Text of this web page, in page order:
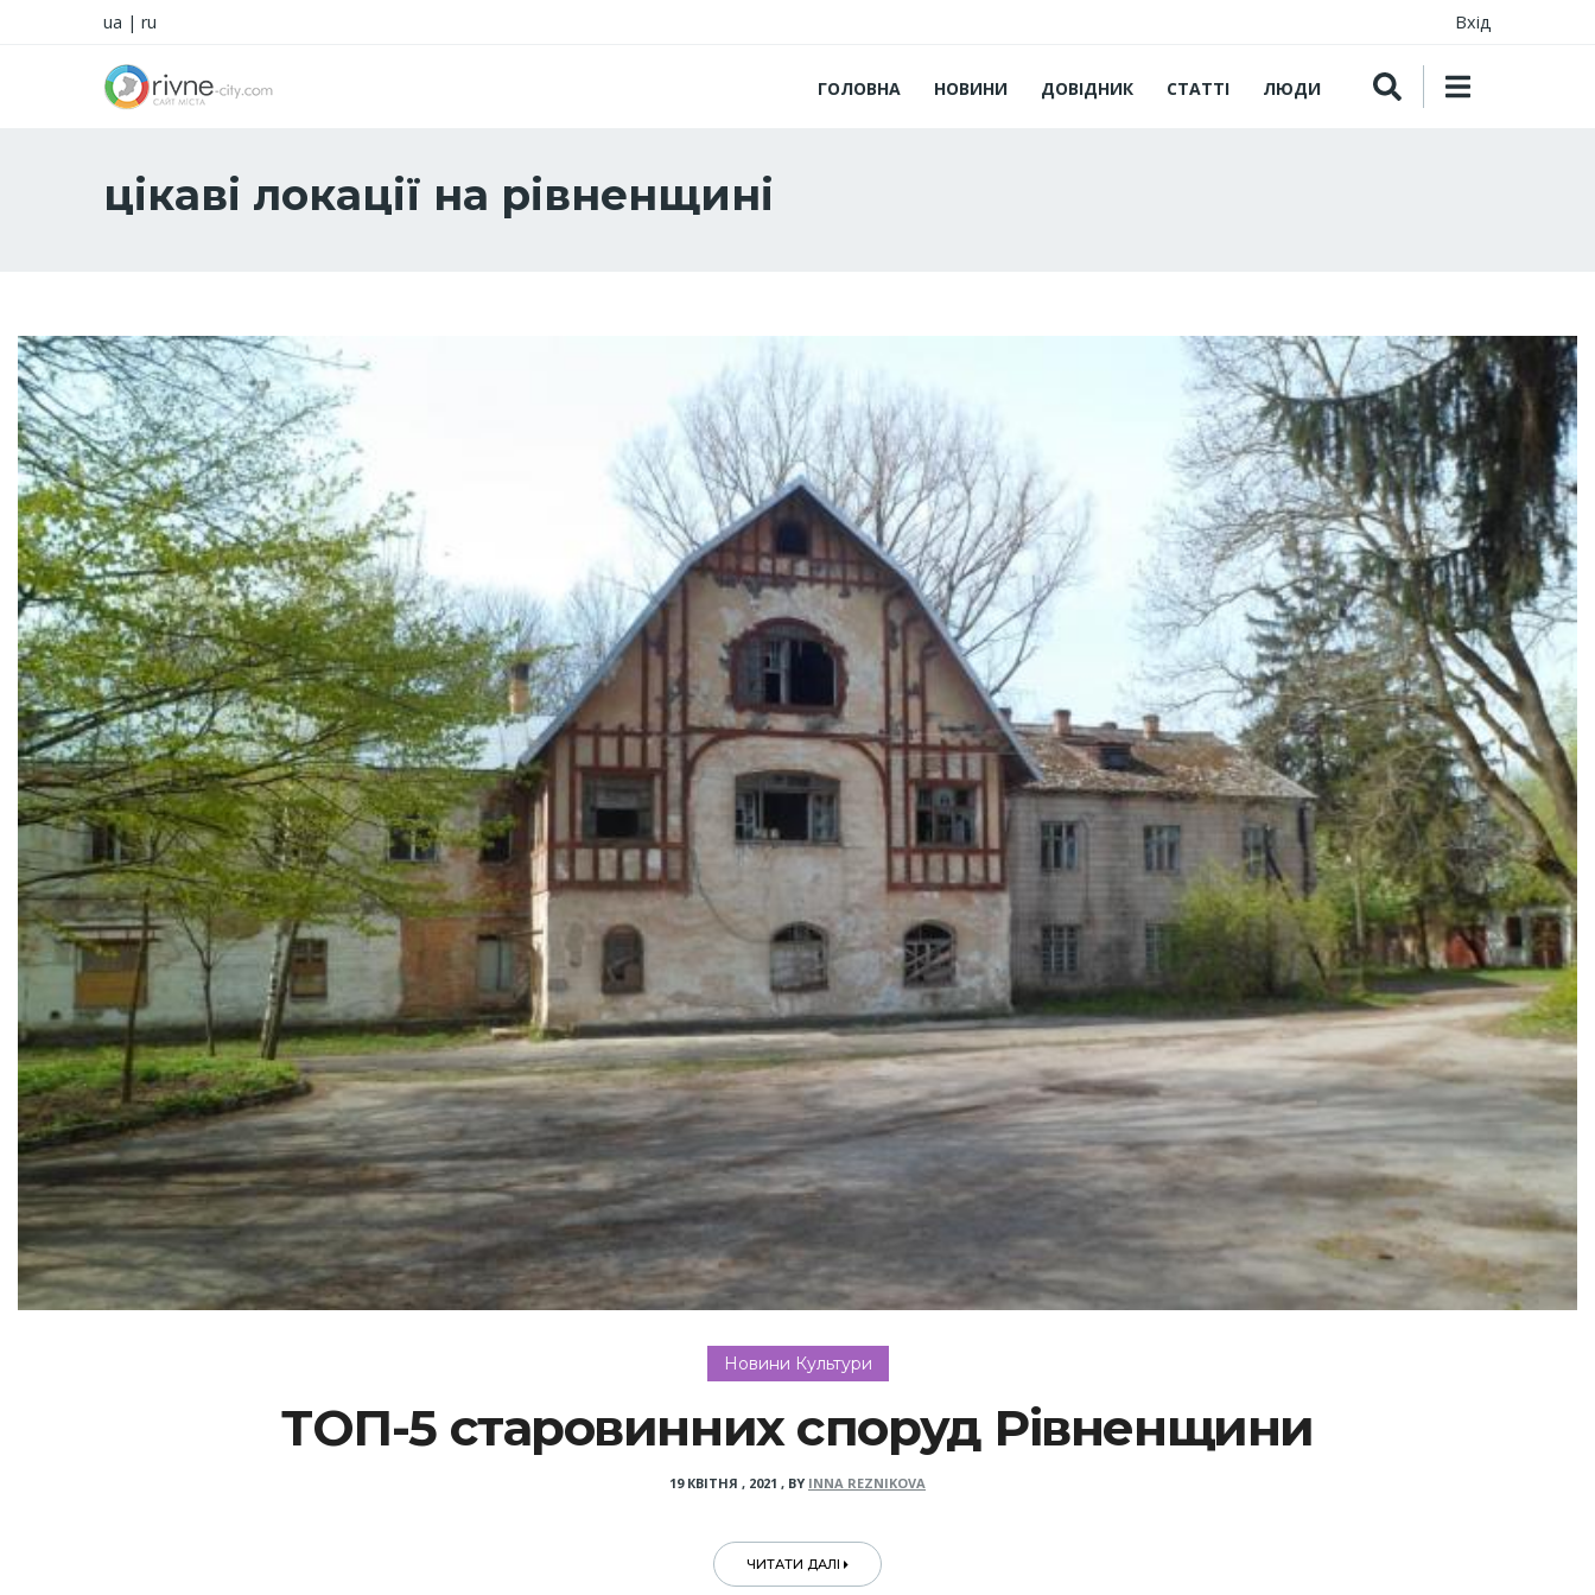
ua | ru Вхід
ГОЛОВНА НОВИНИ ДОВІДНИК СТАТТІ ЛЮДИ
цікаві локації на рівненщині
Новини Культури
ТОП-5 старовинних споруд Рівненщини
19 КВІТНЯ , 2021 , BY INNA REZNIKOVA
ЧИТАТИ ДАЛІ